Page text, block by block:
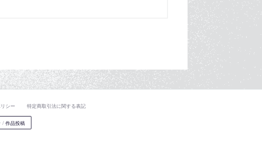
シー 特定商取引法に関する表記
/ 作品投稿